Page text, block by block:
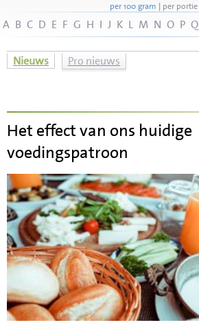
per 100 gram | per portie
A B C D E F G H I J K L M N O P Q
Nieuws Pro nieuws
Het effect van ons huidige
voedingspatroon